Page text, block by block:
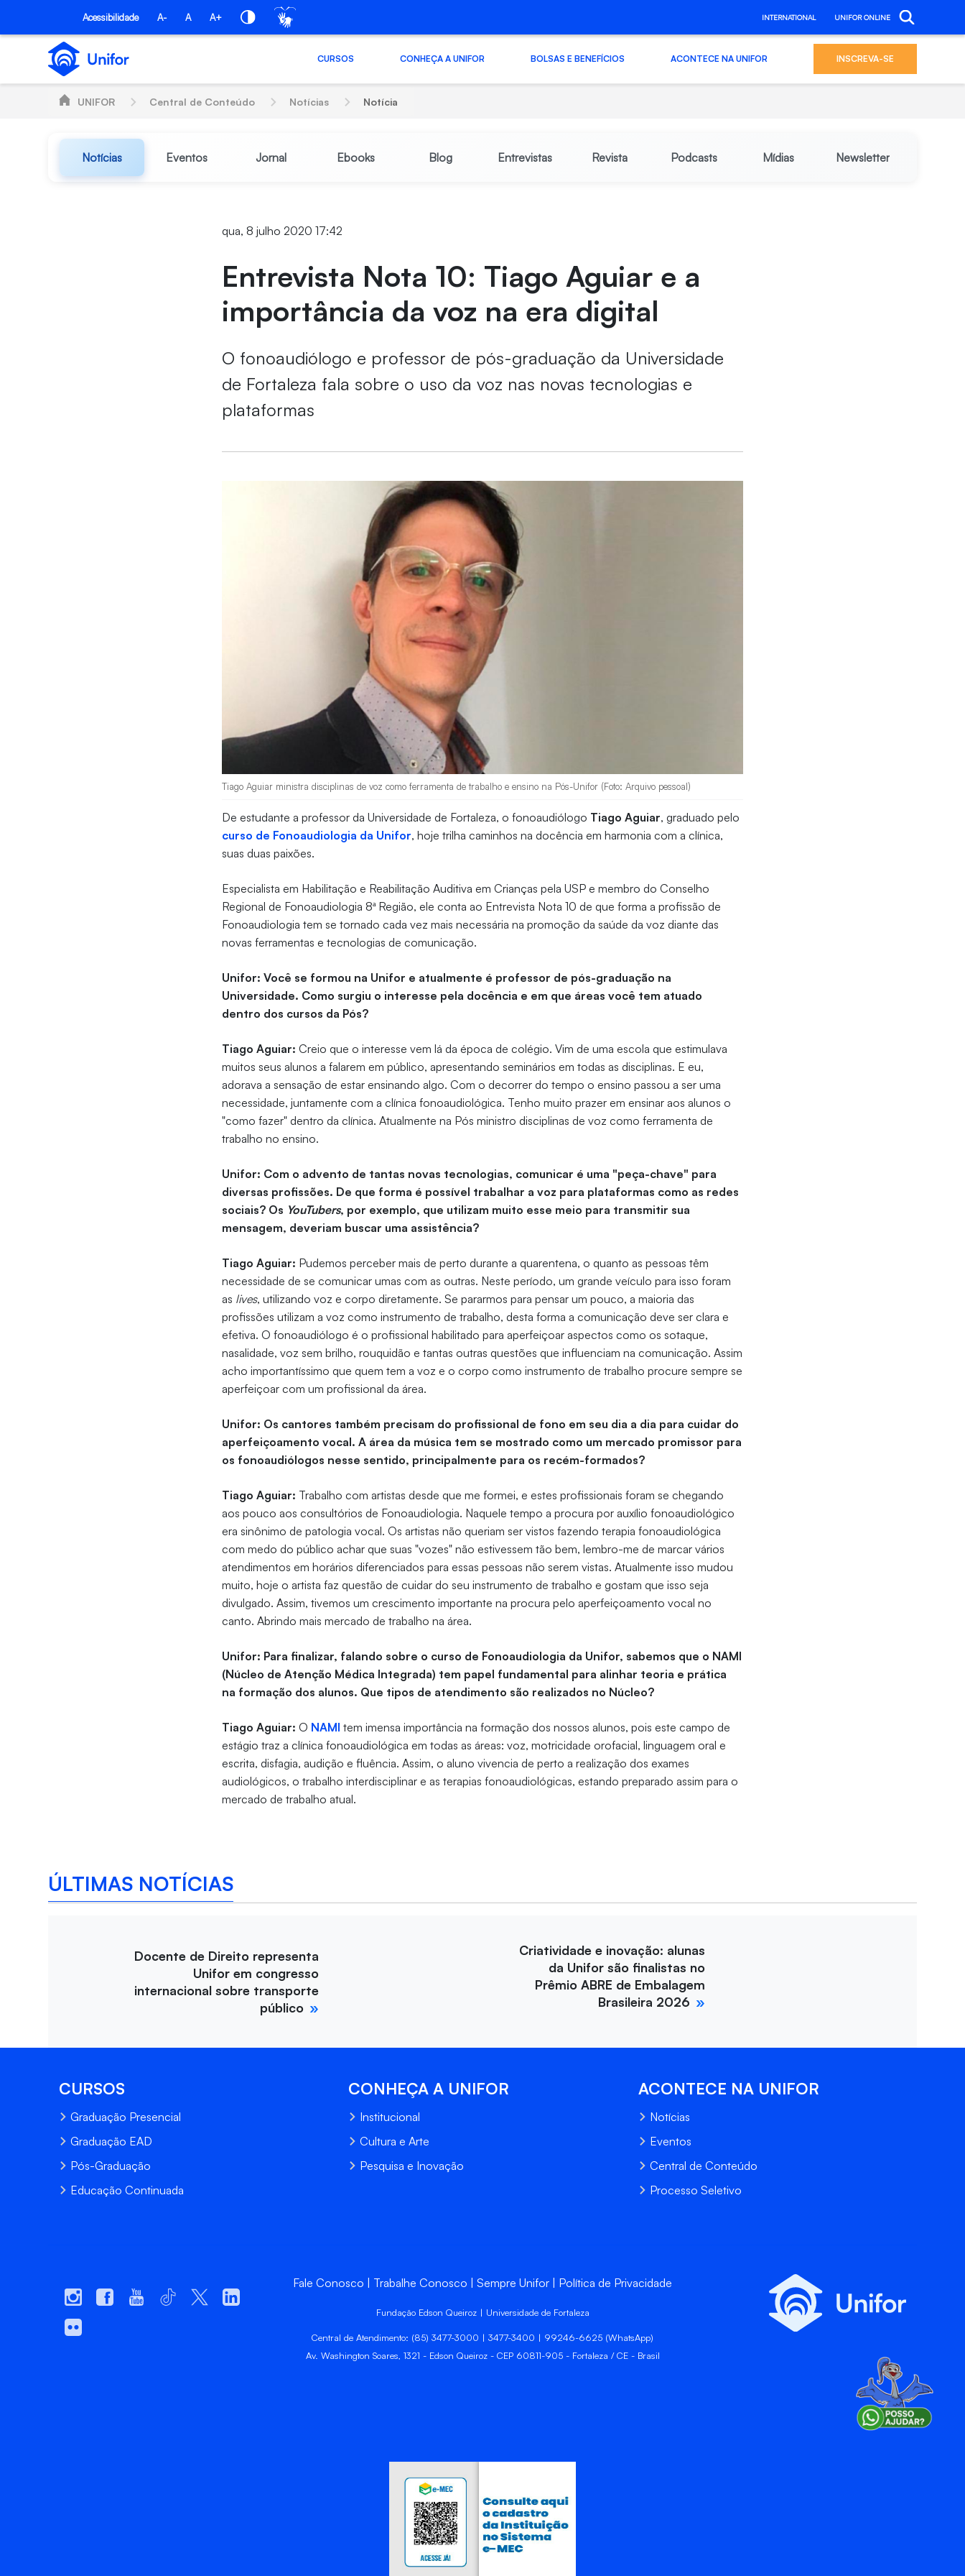
Pular para o Conteúdo principal
Acessibilidade A- A A+ INTERNATIONAL UNIFOR ONLINE
CURSOS CONHEÇA A UNIFOR BOLSAS E BENEFÍCIOS ACONTECE NA UNIFOR INSCREVA-SE
UNIFOR Central de Conteúdo Notícias Notícia
Notícias Eventos Jornal Ebooks Blog Entrevistas Revista Podcasts Mídias Newsletter
qua, 8 julho 2020 17:42
Entrevista Nota 10: Tiago Aguiar e a
importância da voz na era digital
O fonoaudiólogo e professor de pós-graduação da Universidade
de Fortaleza fala sobre o uso da voz nas novas tecnologias e
plataformas
Tiago Aguiar ministra disciplinas de voz como ferramenta de trabalho e ensino na Pós-Unifor (Foto: Arquivo pessoal)
De estudante a professor da Universidade de Fortaleza, o fonoaudiólogo Tiago Aguiar, graduado pelo
curso de Fonoaudiologia da Unifor, hoje trilha caminhos na docência em harmonia com a clínica,
suas duas paixões.
Especialista em Habilitação e Reabilitação Auditiva em Crianças pela USP e membro do Conselho
Regional de Fonoaudiologia 8ª Região, ele conta ao Entrevista Nota 10 de que forma a profissão de
Fonoaudiologia tem se tornado cada vez mais necessária na promoção da saúde da voz diante das
novas ferramentas e tecnologias de comunicação.
Unifor: Você se formou na Unifor e atualmente é professor de pós-graduação na
Universidade. Como surgiu o interesse pela docência e em que áreas você tem atuado
dentro dos cursos da Pós?
Tiago Aguiar:Creio que o interesse vem lá da época de colégio. Vim de uma escola que estimulava
muitos seus alunos a falarem em público, apresentando seminários em todas as disciplinas. E eu,
adorava a sensação de estar ensinando algo. Com o decorrer do tempo o ensino passou a ser uma
necessidade, juntamente com a clínica fonoaudiológica. Tenho muito prazer em ensinar aos alunos o
"como fazer" dentro da clínica. Atualmente na Pós ministro disciplinas de voz como ferramenta de
trabalho no ensino.
Unifor: Com o advento de tantas novas tecnologias, comunicar é uma "peça-chave" para
diversas profissões. De que forma é possível trabalhar a voz para plataformas como as redes
sociais? Os YouTubers, por exemplo, que utilizam muito esse meio para transmitir sua
mensagem, deveriam buscar uma assistência?
Tiago Aguiar: Pudemos perceber mais de perto durante a quarentena, o quanto as pessoas têm
necessidade de se comunicar umas com as outras. Neste período, um grande veículo para isso foram
as lives, utilizando voz e corpo diretamente. Se pararmos para pensar um pouco, a maioria das
profissões utilizam a voz como instrumento de trabalho, desta forma a comunicação deve ser clara e
efetiva. O fonoaudiólogo é o profissional habilitado para aperfeiçoar aspectos como os sotaque,
nasalidade, voz sem brilho, rouquidão e tantas outras questões que influenciam na comunicação. Assim
acho importantíssimo que quem tem a voz e o corpo como instrumento de trabalho procure sempre se
aperfeiçoar com um profissional da área.
Unifor: Os cantores também precisam do profissional de fono em seu dia a dia para cuidar do
aperfeiçoamento vocal. A área da música tem se mostrado como um mercado promissor para
os fonoaudiólogos nesse sentido, principalmente para os recém-formados?
Tiago Aguiar: Trabalho com artistas desde que me formei, e estes profissionais foram se chegando
aos pouco aos consultórios de Fonoaudiologia. Naquele tempo a procura por auxílio fonoaudiológico
era sinônimo de patologia vocal. Os artistas não queriam ser vistos fazendo terapia fonoaudiológica
com medo do público achar que suas "vozes" não estivessem tão bem, lembro-me de marcar vários
atendimentos em horários diferenciados para essas pessoas não serem vistas. Atualmente isso mudou
muito, hoje o artista faz questão de cuidar do seu instrumento de trabalho e gostam que isso seja
divulgado. Assim, tivemos um crescimento importante na procura pelo aperfeiçoamento vocal no
canto. Abrindo mais mercado de trabalho na área.
Unifor: Para finalizar, falando sobre o curso de Fonoaudiologia da Unifor, sabemos que o NAMI
(Núcleo de Atenção Médica Integrada) tem papel fundamental para alinhar teoria e prática
na formação dos alunos. Que tipos de atendimento são realizados no Núcleo?
Tiago Aguiar:O NAMI tem imensa importância na formação dos nossos alunos, pois este campo de
estágio traz a clínica fonoaudiológica em todas as áreas: voz, motricidade orofacial, linguagem oral e
escrita, disfagia, audição e fluência. Assim, o aluno vivencia de perto a realização dos exames
audiológicos, o trabalho interdisciplinar e as terapias fonoaudiológicas, estando preparado assim para o
mercado de trabalho atual.
ÚLTIMAS NOTÍCIAS
Docente de Direito representa
Unifor em congresso
internacional sobre transporte
público
Criatividade e inovação: alunas
da Unifor são finalistas no
Prêmio ABRE de Embalagem
Brasileira 2026
CURSOS
Graduação Presencial
Graduação EAD
Pós-Graduação
Educação Continuada
CONHEÇA A UNIFOR
Institucional
Cultura e Arte
Pesquisa e Inovação
ACONTECE NA UNIFOR
Notícias
Eventos
Central de Conteúdo
Processo Seletivo
Fale Conosco Trabalhe Conosco Sempre Unifor Política de Privacidade
Fundação Edson Queiroz | Universidade de Fortaleza
Central de Atendimento: (85) 3477-3000 | 3477-3400 | 99246-6625 (WhatsApp)
Av. Washington Soares, 1321 - Edson Queiroz - CEP 60811-905 - Fortaleza / CE - Brasil